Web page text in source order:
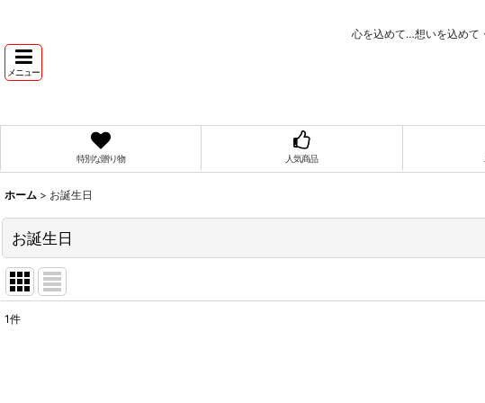
心を込めて…想いを込めて
メニュー
特別な贈り物 人気商品
ホーム > お誕生日
お誕生日
1件